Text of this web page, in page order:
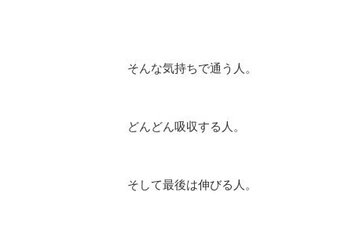
そんな気持ちで通う人。
どんどん吸収する人。
そして最後は伸びる人。